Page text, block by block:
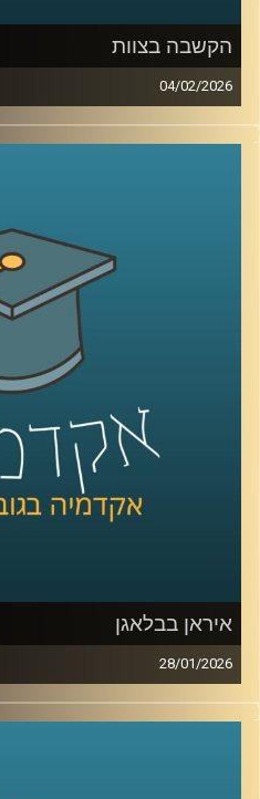
הקשבה בצוות
04/02/2026
בעולם הניהול והחיים
טובה, אבל הרבה פחות על
שהיא למעשה מנגנון עמוק
ידע, ואם משפחות ירגישו
אנחנו מדברים על האופן שבו
או בן משפחה מעצב את איכות
יחד עם ד״ר אסנת בוסקילה־ים,
באוניברסיטת רייכמן, נבחן
נאומים הם האויב שלה, ומה
הקשבה בצוות והקשבה במשפחה,
ההקשבה יכול לייצר שינוי גדול
איראן בבלאגן
28/01/2026
מאז הפעם האחרונה שדיברנו עם
חווה טלטלה עמוקה, מחאה